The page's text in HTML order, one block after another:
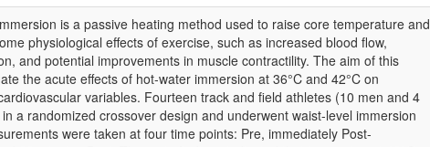
is a passive heating method used to raise core temperature and
physiological effects of exercise, such as increased blood flow,
and potential improvements in muscle contractility. The aim of this
the acute effects of hot-water immersion at 36°C and 42°C on
variables. Fourteen track and field athletes (10 men and 4
a randomized crossover design and underwent waist-level immersion
were taken at four time points: Pre, immediately Post-